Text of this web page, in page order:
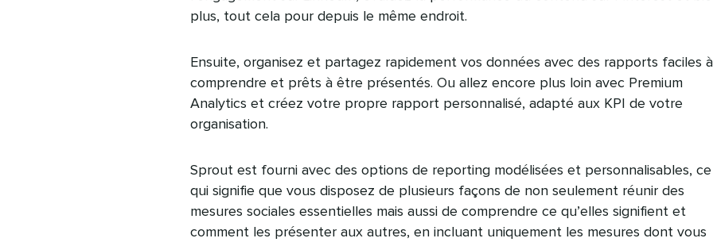
plus, tout cela pour depuis le même endroit.
Ensuite, organisez et partagez rapidement vos données avec des rapports faciles à
comprendre et prêts à être présentés. Ou allez encore plus loin avec Premium
Analytics et créez votre propre rapport personnalisé, adapté aux KPI de votre
organisation.
Sprout est fourni avec des options de reporting modélisées et personnalisables, ce
qui signifie que vous disposez de plusieurs façons de non seulement réunir des
mesures sociales essentielles mais aussi de comprendre ce qu’elles signifient et
comment les présenter aux autres, en incluant uniquement les mesures dont vous